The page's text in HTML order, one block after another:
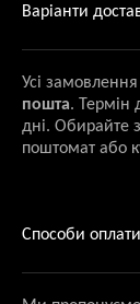
Варіанти
Усі
пошта. Термін
дні. Обирайте
поштомат або
Способи оплати